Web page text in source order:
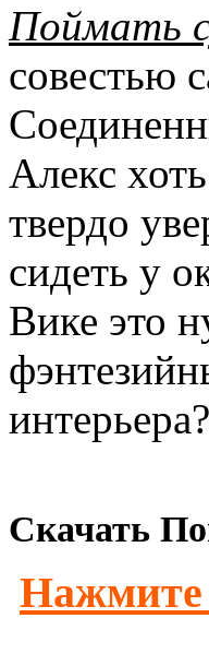
Поймать
совестью
Алекс
твердо
сидеть у
Вике это
интерьера?
Скачать
Нажмите